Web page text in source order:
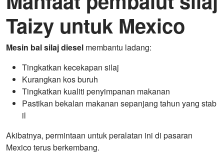
Taizy untuk Mexico
Mesin bal silaj diesel membantu ladang:
Tingkatkan kecekapan silaj
Kurangkan kos buruh
Tingkatkan kualiti penyimpanan makanan
Pastikan bekalan makanan sepanjang tahun yang stab
il
Akibatnya, permintaan untuk peralatan ini di pasaran
Mexico terus berkembang.